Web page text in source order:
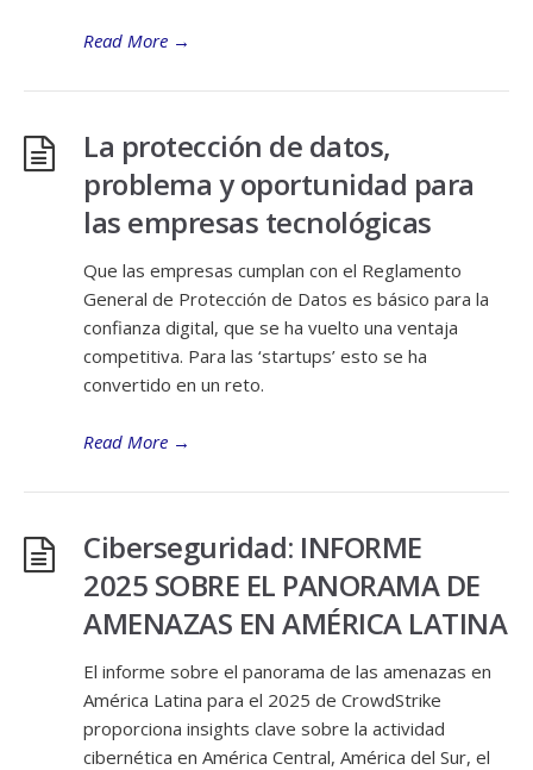
Read More →
La protección de datos,
problema y oportunidad para
las empresas tecnológicas
Que las empresas cumplan con el Reglamento
General de Protección de Datos es básico para la
confianza digital, que se ha vuelto una ventaja
competitiva. Para las ‘startups’ esto se ha
convertido en un reto.
Read More →
Ciberseguridad: INFORME
2025 SOBRE EL PANORAMA DE
AMENAZAS EN AMÉRICA LATINA
El informe sobre el panorama de las amenazas en
América Latina para el 2025 de CrowdStrike
proporciona insights clave sobre la actividad
cibernética en América Central, América del Sur, el